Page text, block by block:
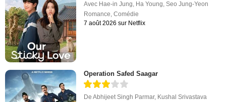
Avec Hae-in Jung, Ha Young,Seo Jung-Yeon
Romance,Comédie
7 août 2026 sur Netflix
Operation Safed Saagar
DeAbhijeet Singh Parmar, Kushal Srivastava